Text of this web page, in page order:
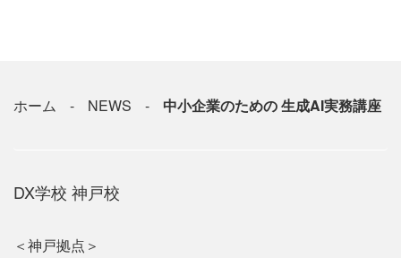
ホーム NEWS 中小企業のための 生成AI実務講座
DX学校 神戸校
＜神戸拠点＞